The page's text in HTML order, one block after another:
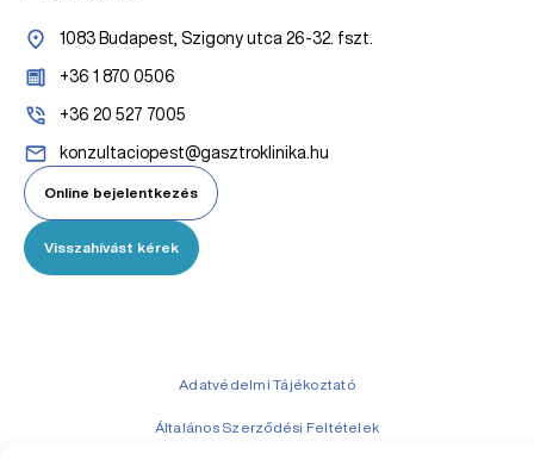
1083 Budapest, Szigony utca 26-32. fszt.
+36 1 870 0506
+36 20 527 7005
konzultaciopest@gasztroklinika.hu
Online bejelentkezés
Visszahívást kérek
Adatvédelmi Tájékoztató
Általános Szerződési Feltételek